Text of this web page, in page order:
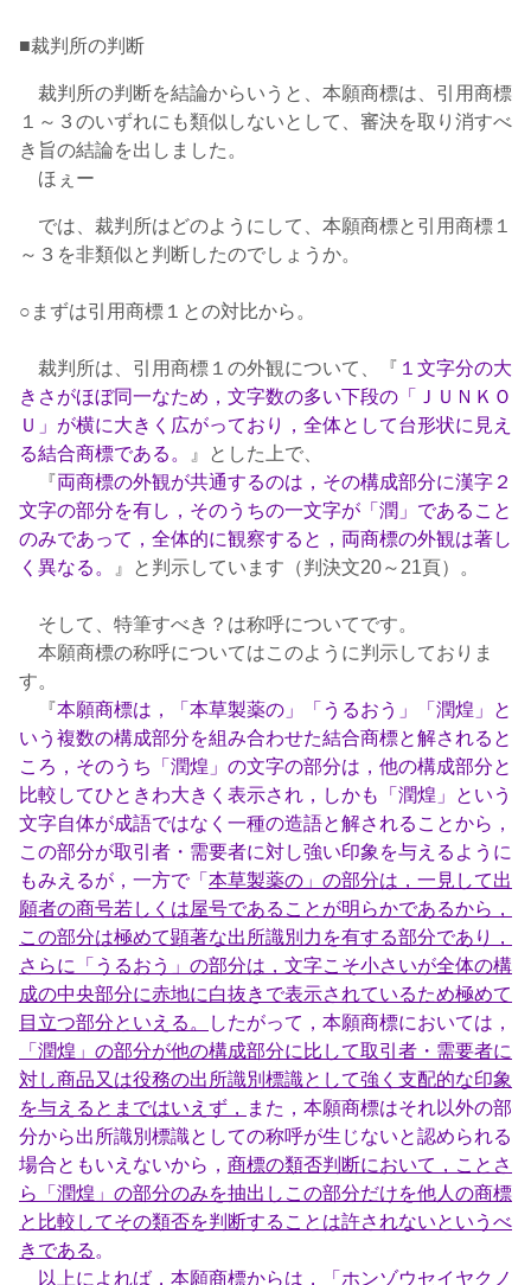
■裁判所の判断
裁判所の判断を結論からいうと、本願商標は、引用商標
１～３のいずれにも類似しないとして、審決を取り消すべ
き旨の結論を出しました。
ほぇー
では、裁判所はどのようにして、本願商標と引用商標１
～３を非類似と判断したのでしょうか。
○まずは引用商標１との対比から。
裁判所は、引用商標１の外観について、『 １文字分の大
きさがほぼ同一なため，文字数の多い下段の「ＪＵＮＫＯ
Ｕ」が横に大きく広がっており，全体として台形状に見え
る結合商標である。
』とした上で、
『両商標の外観が共通するのは，その構成部分に漢字２
文字の部分を有し，そのうちの一文字が「潤」であること
のみであって，全体的に観察すると，両商標の外観は著し
く異なる。
』と判示しています（判決文20～21頁）。
そして、特筆すべき？は称呼についてです。
本願商標の称呼についてはこのように判示しておりま
す。
『本願商標は，「本草製薬の」「うるおう」「潤煌」と
いう複数の構成部分を組み合わせた結合商標と解されると
ころ，そのうち「潤煌」の文字の部分は，他の構成部分と
比較してひときわ大きく表示され，しかも「潤煌」という
文字自体が成語ではなく一種の造語と解されることから，
この部分が取引者・需要者に対し強い印象を与えるように
もみえるが，一方で「 本草製薬の」の部分は，一見して出
願者の商号若しくは屋号であることが明らかであるから，
この部分は極めて顕著な出所識別力を有する部分であり，
さらに「うるおう」の部分は，文字こそ小さいが全体の構
成の中央部分に赤地に白抜きで表示されているため極めて
目立つ部分といえる。
したがって，本願商標においては，
「潤煌」の部分が他の構成部分に比して取引者・需要者に
対し商品又は役務の出所識別標識として強く支配的な印象
を与えるとまではいえず， また，本願商標はそれ以外の部
分から出所識別標識としての称呼が生じないと認められる
場合ともいえないから， 商標の類否判断において，ことさ
ら「潤煌」の部分のみを抽出しこの部分だけを他人の商標
と比較してその類否を判断することは許されないというべ
きである 。
以上によれば，本願商標からは，「ホンゾウセイヤクノ